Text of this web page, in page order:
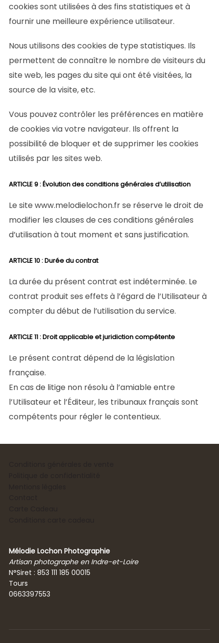
cookies sont utilisées à des fins statistiques et à
fournir une meilleure expérience utilisateur.
Nous utilisons des cookies de type statistiques. Ils
permettent de connaître le nombre de visiteurs du
site web, les pages du site qui ont été visitées, la
source de la visite, etc.
Vous pouvez contrôler les préférences en matière
de cookies via votre navigateur. Ils offrent la
possibilité de bloquer et de supprimer les cookies
utilisés par les sites web.
ARTICLE 9 : Évolution des conditions générales d’utilisation
Le site www.melodielochon.fr se réserve le droit de
modifier les clauses de ces conditions générales
d’utilisation à tout moment et sans justification.
ARTICLE 10 : Durée du contrat
La durée du présent contrat est indéterminée. Le
contrat produit ses effets à l’égard de l’Utilisateur à
compter du début de l’utilisation du service.
ARTICLE 11 : Droit applicable et juridiction compétente
Le présent contrat dépend de la législation
française.
En cas de litige non résolu à l’amiable entre
l’Utilisateur et l’Éditeur, les tribunaux français sont
compétents pour régler le contentieux.
Mélodie Lochon Photographie
Artisan photographe en Indre-et-Loire
N°Siret : 853 111 185 00015
Tours
0663397553